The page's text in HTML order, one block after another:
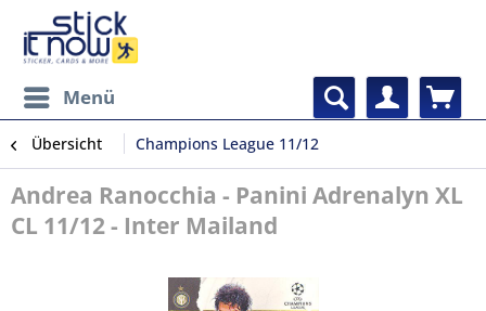
Menü
Übersicht Champions League 11/12
Andrea Ranocchia - Panini Adrenalyn XL
CL 11/12 - Inter Mailand